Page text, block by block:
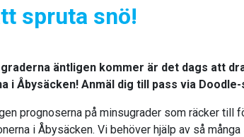
spruta snö!
äntligen kommer är det dags att
i Åbysäcken! Anmäl dig till pass via
prognoserna på minsugrader som räcker till
i Åbysäcken. Vi behöver hjälp av så